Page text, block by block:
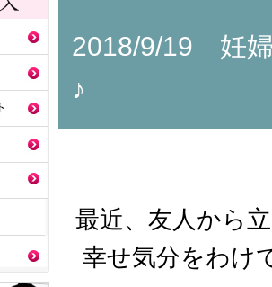
2018/9/19 妊
♪
最近、友人から
幸せ気分をわけ